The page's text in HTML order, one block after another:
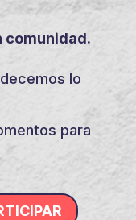
comunidad.
lo
para